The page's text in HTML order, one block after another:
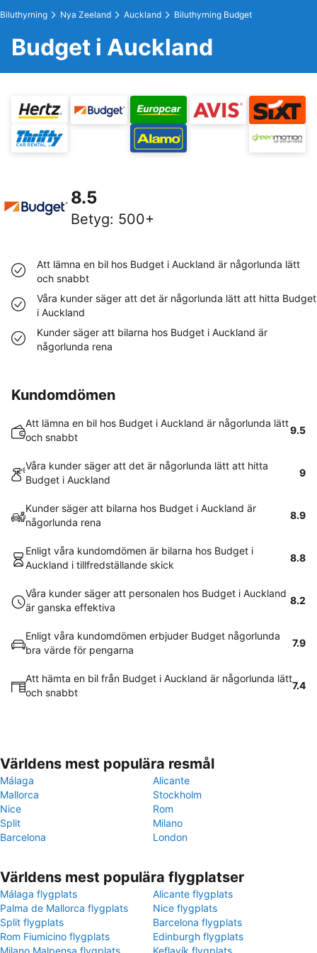
Biluthyrning Nya Zeeland Auckland Biluthyrning Budget
Budget i Auckland
8.5
Betyg: 500+
Att lämna en bil hos Budget i Auckland är någorlunda lätt
och snabbt
Våra kunder säger att det är någorlunda lätt att hitta Budget
i Auckland
Kunder säger att bilarna hos Budget i Auckland är
någorlunda rena
Kundomdömen
Att lämna en bil hos Budget i Auckland är någorlunda lätt
och snabbt
9.5
Våra kunder säger att det är någorlunda lätt att hitta
Budget i Auckland
9
Kunder säger att bilarna hos Budget i Auckland är
någorlunda rena
8.9
Enligt våra kundomdömen är bilarna hos Budget i
Auckland i tillfredställande skick
8.8
Våra kunder säger att personalen hos Budget i Auckland
är ganska effektiva
8.2
Enligt våra kundomdömen erbjuder Budget någorlunda
bra värde för pengarna
7.9
Att hämta en bil från Budget i Auckland är någorlunda lätt
och snabbt
7.4
Världens mest populära resmål
Málaga
Alicante
Mallorca
Stockholm
Nice
Rom
Split
Milano
Barcelona
London
Världens mest populära flygplatser
Málaga flygplats
Alicante flygplats
Palma de Mallorca flygplats
Nice flygplats
Split flygplats
Barcelona flygplats
Rom Fiumicino flygplats
Edinburgh flygplats
Milano Malpensa flygplats
Keflavík flygplats